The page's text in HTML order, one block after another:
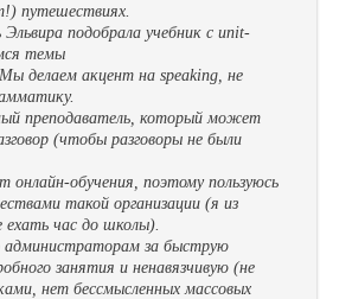
путешествиях.
подобрала учебник с unit-
темы
делаем акцент на speaking, не
преподаватель, который может
(чтобы разговоры не были
обучения, поэтому пользуюсь
такой организации (я из
час до школы).
администраторам за быструю
занятия и ненавязчивую (не
нет бессмысленных массовых